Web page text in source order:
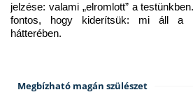
jelzése: valami „elromlott” a
fontos, hogy kiderítsük: mi áll a
hátterében.
Megbízható magán szülészet